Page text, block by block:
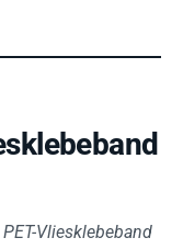
Vliesklebeband